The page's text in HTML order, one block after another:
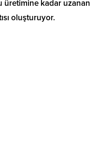
üretimine kadar uzanan
oluşturuyor.